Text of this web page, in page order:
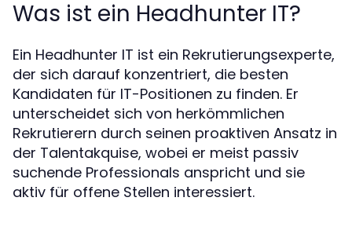
Was ist ein Headhunter IT?
Ein Headhunter IT ist ein Rekrutierungsexperte,
der sich darauf konzentriert, die besten
Kandidaten für IT-Positionen zu finden. Er
unterscheidet sich von herkömmlichen
Rekrutierern durch seinen proaktiven Ansatz in
der Talentakquise, wobei er meist passiv
suchende Professionals anspricht und sie
aktiv für offene Stellen interessiert.